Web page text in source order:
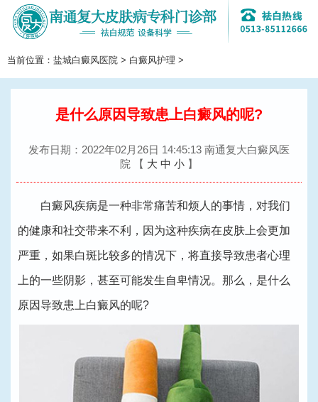
当前位置： 盐城白癜风医院 > 白癜风护理 >
换
导
是什么原因导致患上白癜风的呢?
发布日期：2022年02月26日 14:45:13 南通复大白癜风医
院
【 大 中 小 】
白癜风疾病是一种非常痛苦和烦人的事情，对我们
的健康和社交带来不利，因为这种疾病在皮肤上会更加
严重，如果白斑比较多的情况下，将直接导致患者心理
上的一些阴影，甚至可能发生自卑情况。那么，是什么
原因导致患上白癜风的呢?